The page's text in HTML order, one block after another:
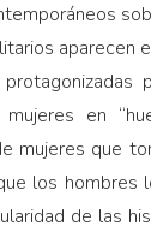
aparecen
en
mujeres que
los hombres
de las